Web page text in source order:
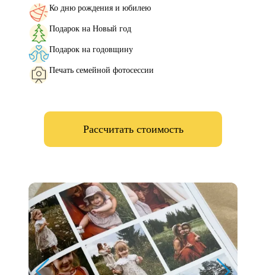
Ко дню рождения и юбилею
Подарок на Новый год
Подарок на годовщину
Печать семейной фотосессии
Рассчитать стоимость